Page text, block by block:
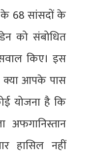
के 68 सांसदों के
को संबोधित
किए। इस
क्या आपके पास
योजना है कि
हासिल नहीं